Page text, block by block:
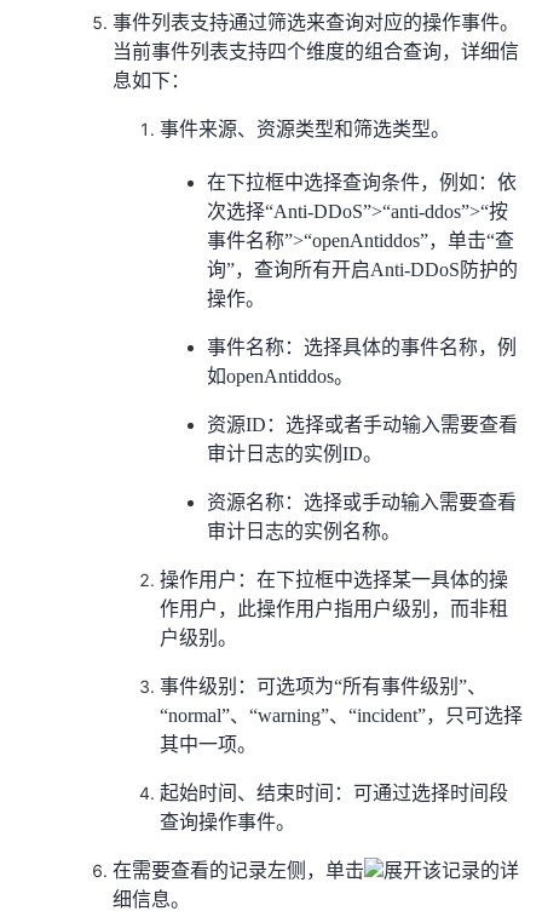
事件列表支持通过筛选来查询对应的操作事件。
当前事件列表支持四个维度的组合查询，详细信
息如下：
事件来源、资源类型和筛选类型。
在下拉框中选择查询条件，例如：依
次选择“Anti-DDoS”>“anti-ddos”>“按
事件名称”>“openAntiddos”，单击“查
询”，查询所有开启Anti-DDoS防护的
操作。
事件名称：选择具体的事件名称，例
如openAntiddos。
资源ID：选择或者手动输入需要查看
审计日志的实例ID。
资源名称：选择或手动输入需要查看
审计日志的实例名称。
操作用户：在下拉框中选择某一具体的操
作用户，此操作用户指用户级别，而非租
户级别。
事件级别：可选项为“所有事件级别”、
“normal”、“warning”、“incident”，只可选择
其中一项。
起始时间、结束时间：可通过选择时间段
查询操作事件。
在需要查看的记录左侧，单击
展开该记录的详
细信息。